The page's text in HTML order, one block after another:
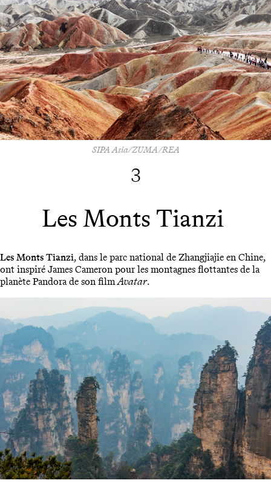
SIPA Asia/ZUMA/REA
3
Les Monts Tianzi
Les Monts Tianzi, dans le parc national de Zhangjiajie en Chine,
ont inspiré James Cameron pour les montagnes flottantes de la
planète Pandora de son filmAvatar.